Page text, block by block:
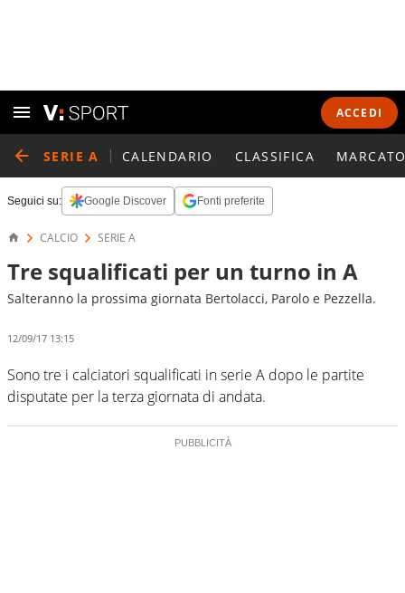
ACCEDI
SERIE A CALENDARIO CLASSIFICA
Seguici su: Google Discover Fonti preferite
CALCIO SERIE A
Tre squalificati per un turno in A
Salteranno la prossima giornata Bertolacci, Parolo e Pezzella.
12/09/17 13:15
Sono tre i calciatori squalificati in serie A dopo le partite
disputate per la terza giornata di andata.